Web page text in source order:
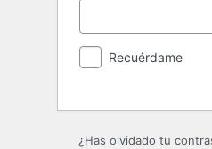
Recuérdame
¿Has olvidado tu